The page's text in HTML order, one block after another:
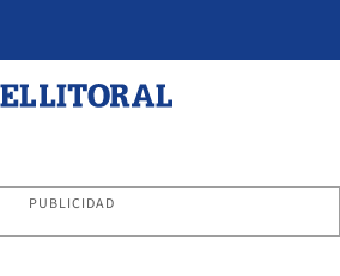
PUBLICIDAD